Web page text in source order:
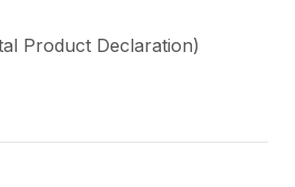
Product Declaration)